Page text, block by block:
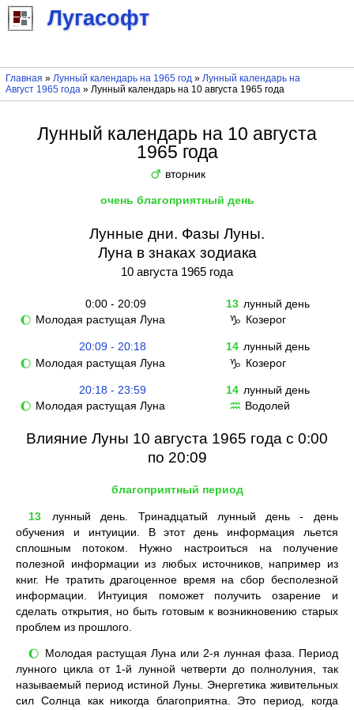
Лугасофт
Главная » Лунный календарь на 1965 год» Лунный календарь на
Август 1965 года» Лунный календарь на 10 августа 1965 года
Лунный календарь на 10 августа
1965 года
♂ вторник
очень благоприятный день
Лунные дни. Фазы Луны.
Луна в знаках зодиака
10 августа 1965 года
0:00 - 20:09 13 лунный день
🌔 Молодая растущая Луна ♑ Козерог
20:09 - 20:18 14 лунный день
🌔 Молодая растущая Луна ♑ Козерог
20:18 - 23:59 14 лунный день
🌔 Молодая растущая Луна ♒ Водолей
Влияние Луны 10 августа 1965 года с 0:00
по 20:09
благоприятный период
13
лунный день. Тринадцатый лунный день - день
обучения и интуиции. В этот день информация льется
сплошным потоком. Нужно настроиться на получение
полезной информации из любых источников, например из
книг. Не тратить драгоценное время на сбор бесполезной
информации. Интуиция поможет получить озарение и
сделать открытия, но быть готовым к возникновению старых
проблем из прошлого.
🌔
Молодая растущая Луна или 2-я лунная фаза. Период
лунного цикла от 1-й лунной четверти до полнолуния, так
называемый период истиной Луны. Энергетика живительных
сил Солнца как никогда благоприятна. Это период, когда